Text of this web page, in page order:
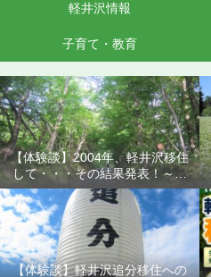
軽井沢情報
子育て・教育
【体験談】2004年、軽井沢移住
して・・・その結果発表！～失
敗や後悔しないために知ってお
きたいこと
【体験談】軽井沢追分移住への